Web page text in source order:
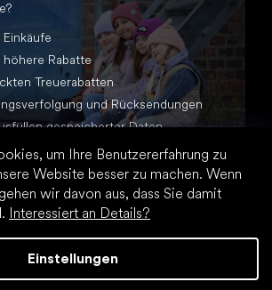
um Ihre Benutzererfahrung zu
Website besser zu machen. Wenn
wir davon aus, dass Sie damit
Interessiert an Details?
Einstellungen
Einkäufe
Rabatte
Treuerabatten
und Rücksendungen
gespeicherter Daten
einem Ort
Erstellt von Shoptet Premium